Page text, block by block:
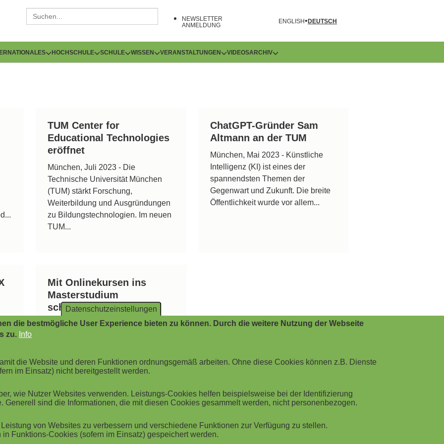
NEWSLETTER
ANMELDUNG
ENGLISH DEUTSCH
HOCHSCHULE SCHULE WISSEN VERANSTALTUNGEN VIDEOSARCHIV
TUM Center for
Educational Technologies
eröffnet
München, Juli 2023 - Die
Technische Universität München
(TUM) stärkt Forschung,
Weiterbildung und Ausgründungen
zu Bildungstechnologien. Im neuen
TUM...
ChatGPT-Gründer Sam
Altmann an der TUM
München, Mai 2023 - Künstliche
Intelligenz (KI) ist eines der
spannendsten Themen der
Gegenwart und Zukunft. Die breite
Öffentlichkeit wurde vor allem...
Mit Onlinekursen ins
Masterstudium
schnuppern
München, Juni 2017 - Die
von Massive Open Online Courses
(MOOCs). Die "MOOCs for...
Datenschutzeinstellungen
die bestmögliche User Experience bieten zu können. Durch die weitere Nutzung der Webseite
zu. Info
die Website und deren Funktionen ordnungsgemäß arbeiten. Ohne diese Cookies können z.B. Dienste
im Einsatz) nicht bereitgestellt werden.
wie Nutzer Websites verwenden. Leistungs-Cookies helfen beispielsweise bei der Identifizierung
Generell sind die Informationen, die mit diesen Cookies gesammelt werden, nicht personenbezogen.
von Websites zu verbessern und verschiedene Funktionen zur Verfügung zu stellen.
Funktions-Cookies (sofern im Einsatz) gespeichert werden.